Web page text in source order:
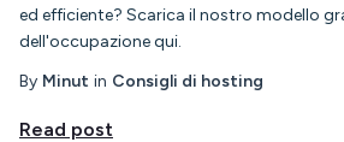
ed efficiente? Scarica il nostro modello
dell'occupazione qui.
By Minut in Consigli di hosting
Read post